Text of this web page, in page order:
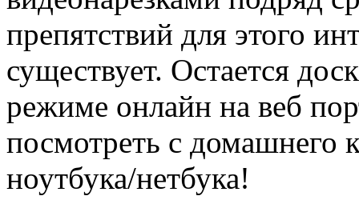
препятствий для этого
существует. Остается
режиме онлайн на веб
посмотреть с домашнего
ноутбука/нетбука!